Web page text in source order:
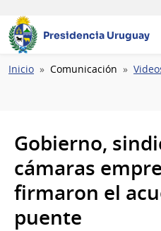
Presidencia Uruguay
Ruta
Inicio Comunicación
Gobierno,
cámaras
firmaron el
puente